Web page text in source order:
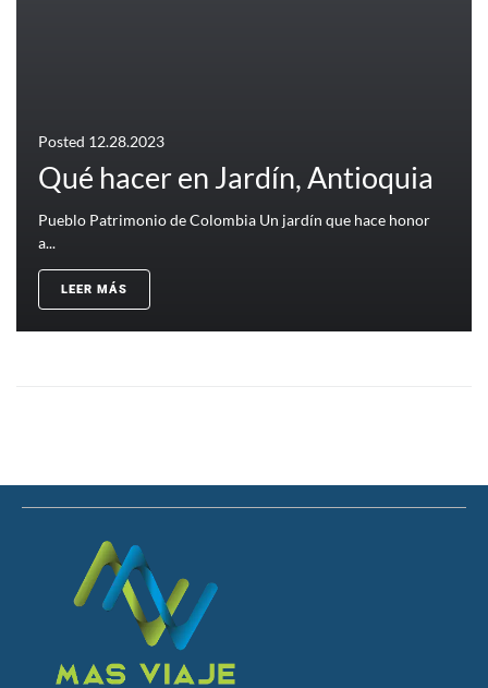
Posted 12.28.2023
Qué hacer en Jardín, Antioquia
Pueblo Patrimonio de Colombia Un jardín que hace honor
a...
LEER MÁS